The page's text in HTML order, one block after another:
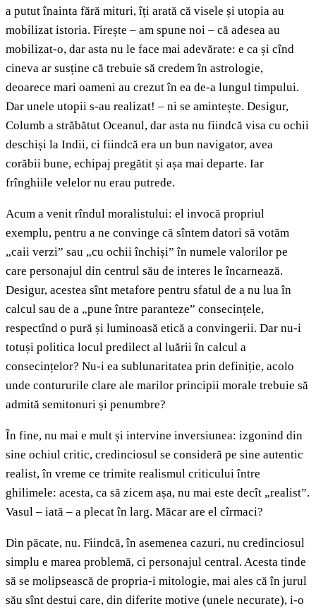
a putut înainta fără mituri, îți arată că visele și utopia au
mobilizat istoria. Firește – am spune noi – că adesea au
mobilizat-o, dar asta nu le face mai adevărate: e ca și cînd
cineva ar susține că trebuie să credem în astrologie,
deoarece mari oameni au crezut în ea de-a lungul timpului.
Dar unele utopii s-au realizat! – ni se amintește. Desigur,
Columb a străbătut Oceanul, dar asta nu fiindcă visa cu ochii
deschiși la Indii, ci fiindcă era un bun navigator, avea
corăbii bune, echipaj pregătit și așa mai departe. Iar
frînghiile velelor nu erau putrede.
Acum a venit rîndul moralistului: el invocă propriul
exemplu, pentru a ne convinge că sîntem datori să votăm
„caii verzi” sau „cu ochii închiși” în numele valorilor pe
care personajul din centrul său de interes le încarnează.
Desigur, acestea sînt metafore pentru sfatul de a nu lua în
calcul sau de a „pune între paranteze” consecințele,
respectînd o pură și luminoasă etică a convingerii. Dar nu-i
totuși politica locul predilect al luării în calcul a
consecințelor? Nu-i ea sublunaritatea prin definiție, acolo
unde contururile clare ale marilor principii morale trebuie să
admită semitonuri și penumbre?
În fine, nu mai e mult și intervine inversiunea: izgonind din
sine ochiul critic, credinciosul se consideră pe sine autentic
realist, în vreme ce trimite realismul criticului între
ghilimele: acesta, ca să zicem așa, nu mai este decît „realist”.
Vasul – iată – a plecat în larg. Măcar are el cîrmaci?
Din păcate, nu. Fiindcă, în asemenea cazuri, nu credinciosul
simplu e marea problemă, ci personajul central. Acesta tinde
să se molipsească de propria-i mitologie, mai ales că în jurul
său sînt destui care, din diferite motive (unele necurate), i-o